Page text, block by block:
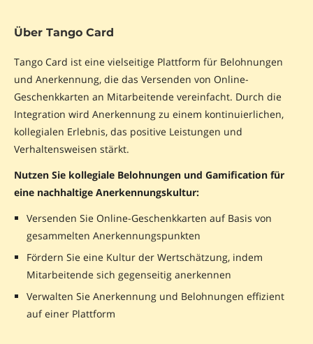
Über Tango Card
Tango Card ist eine vielseitige Plattform für Belohnungen
und Anerkennung, die das Versenden von Online-
Geschenkkarten an Mitarbeitende vereinfacht. Durch die
Integration wird Anerkennung zu einem kontinuierlichen,
kollegialen Erlebnis, das positive Leistungen und
Verhaltensweisen stärkt.
Nutzen Sie kollegiale Belohnungen und Gamification für
eine nachhaltige Anerkennungskultur:
Versenden Sie Online-Geschenkkarten auf Basis von
gesammelten Anerkennungspunkten
Fördern Sie eine Kultur der Wertschätzung, indem
Mitarbeitende sich gegenseitig anerkennen
Verwalten Sie Anerkennung und Belohnungen effizient
auf einer Plattform